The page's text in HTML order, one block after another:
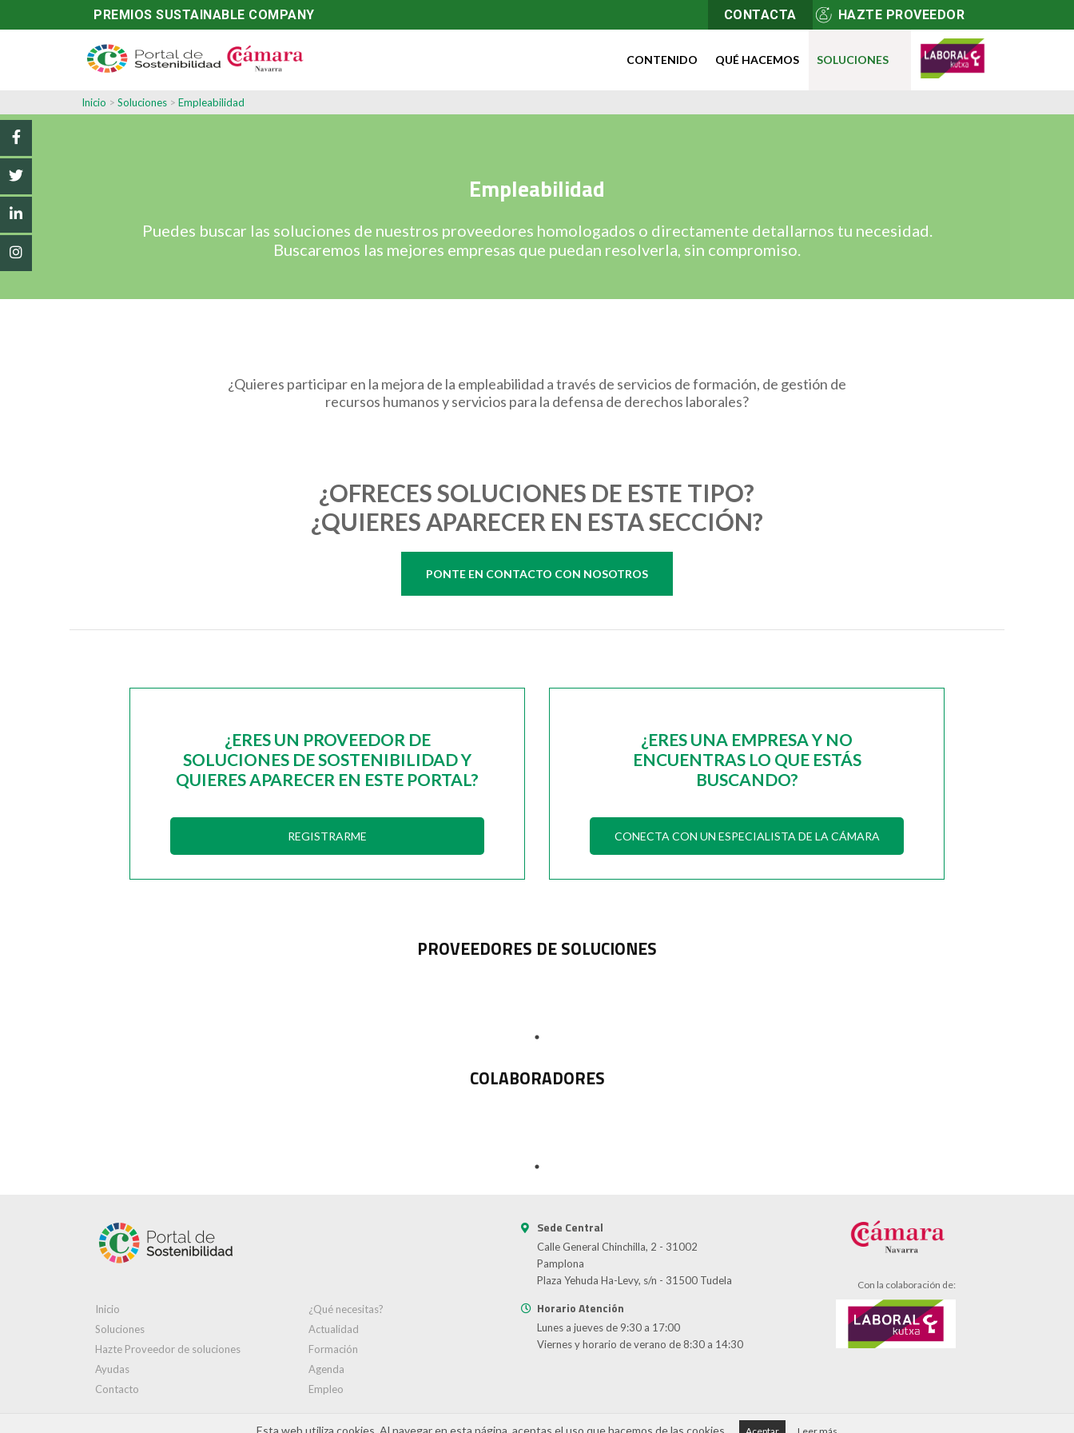
PREMIOS SUSTAINABLE COMPANY CONTACTA HAZTE PROVEEDOR
CONTENIDO QUÉ HACEMOS SOLUCIONES
Inicio > Soluciones > Empleabilidad
Empleabilidad
Puedes buscar las soluciones de nuestros proveedores homologados o directamente detallarnos tu necesidad.
Buscaremos las mejores empresas que puedan resolverla, sin compromiso.
¿Quieres participar en la mejora de la empleabilidad a través de servicios de formación, de gestión de
recursos humanos y servicios para la defensa de derechos laborales?
¿OFRECES SOLUCIONES DE ESTE TIPO?
¿QUIERES APARECER EN ESTA SECCIÓN?
PONTE EN CONTACTO CON NOSOTROS
¿ERES UN PROVEEDOR DE
SOLUCIONES DE SOSTENIBILIDAD Y
QUIERES APARECER EN ESTE PORTAL?
REGISTRARME
¿ERES UNA EMPRESA Y NO
ENCUENTRAS LO QUE ESTÁS
BUSCANDO?
CONECTA CON UN ESPECIALISTA DE LA CÁMARA
PROVEEDORES DE SOLUCIONES
COLABORADORES
Inicio
¿Qué necesitas?
Soluciones
Actualidad
Hazte Proveedor de soluciones
Formación
Ayudas
Agenda
Contacto
Empleo
Sede Central
Calle General Chinchilla, 2 - 31002
Pamplona
Plaza Yehuda Ha-Levy, s/n - 31500 Tudela
Horario Atención
Lunes a jueves de 9:30 a 17:00
Viernes y horario de verano de 8:30 a 14:30
Con la colaboración de:
Esta web utiliza cookies. Al navegar en esta página, aceptas el uso que hacemos de las cookies.